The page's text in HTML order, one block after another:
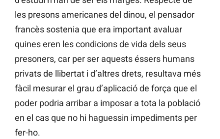
les presons americanes del dinou, el pensador
francès sostenia que era important avaluar
quines eren les condicions de vida dels seus
presoners, car per ser aquests éssers humans
privats de llibertat i d’altres drets, resultava més
fàcil mesurar el grau d’aplicació de força que el
poder podria arribar a imposar a tota la població
en el cas que no hi haguessin impediments per
fer-ho.